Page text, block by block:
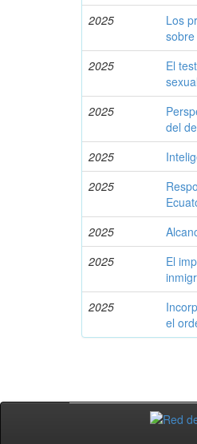
2025
Los
2025
El
2025
del
2025
2025
2025
2025
El
2025
el